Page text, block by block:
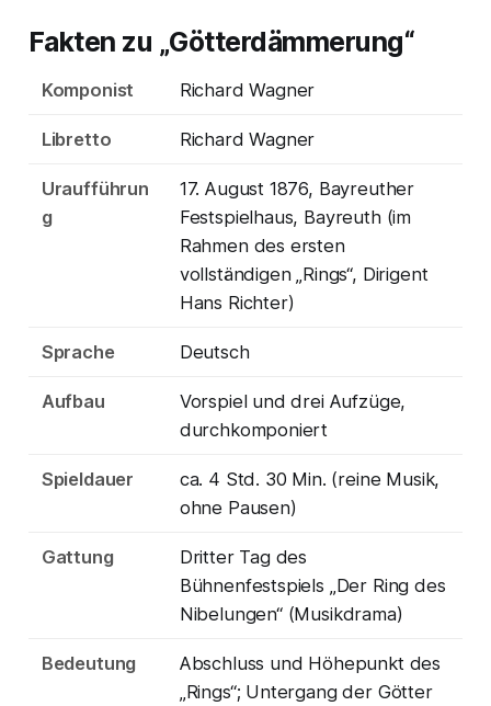
Fakten zu „Götterdämmerung“
Komponist Richard Wagner
Libretto Richard Wagner
Uraufführun
g
17. August 1876, Bayreuther
Festspielhaus, Bayreuth (im
Rahmen des ersten
vollständigen „Rings“, Dirigent
Hans Richter)
Sprache Deutsch
Aufbau
Vorspiel und drei Aufzüge,
durchkomponiert
Spieldauer
ca. 4 Std. 30 Min. (reine Musik,
ohne Pausen)
Gattung
Dritter Tag des
Bühnenfestspiels „Der Ring des
Nibelungen“ (Musikdrama)
Bedeutung
Abschluss und Höhepunkt des
„Rings“; Untergang der Götter